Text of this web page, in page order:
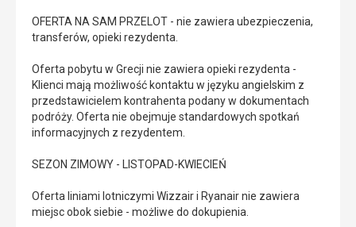
OFERTA NA SAM PRZELOT - nie zawiera ubezpieczenia,
transferów, opieki rezydenta.
Oferta pobytu w Grecji nie zawiera opieki rezydenta -
Klienci mają możliwość kontaktu w języku angielskim z
przedstawicielem kontrahenta podany w dokumentach
podróży. Oferta nie obejmuje standardowych spotkań
informacyjnych z rezydentem.
SEZON ZIMOWY - LISTOPAD-KWIECIEŃ
Oferta liniami lotniczymi Wizzair i Ryanair nie zawiera
miejsc obok siebie - możliwe do dokupienia.